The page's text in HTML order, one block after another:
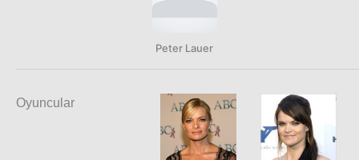
Peter Lauer
Oyuncular